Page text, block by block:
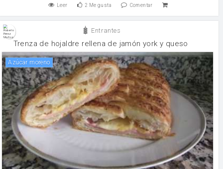
Leer 2 Me gusta Comentar
Entrantes
Trenza de hojaldre rellena de jamón york y queso
Azúcar moreno